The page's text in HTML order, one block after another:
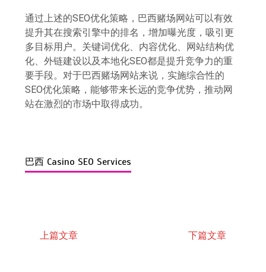
通过上述的SEO优化策略，巴西赌场网站可以有效
提升其在搜索引擎中的排名，增加曝光度，吸引更
多目标用户。关键词优化、内容优化、网站结构优
化、外链建设以及本地化SEO都是提升竞争力的重
要手段。对于巴西赌场网站来说，实施综合性的
SEO优化策略，能够带来长远的竞争优势，推动网
站在激烈的市场中取得成功。
巴西 Casino SEO Services
上篇文章 下篇文章